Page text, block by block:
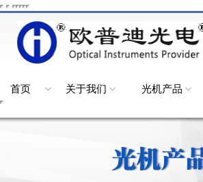
首页 关于我们 光机产品